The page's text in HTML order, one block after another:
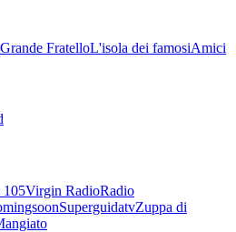
Grande FratelloL'isola dei famosiAmici
105Virgin RadioRadio
SuperguidatvZuppa di